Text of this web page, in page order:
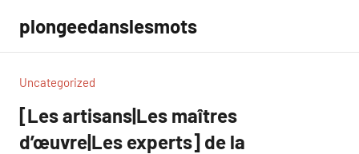
contenu
plongeedanslesmots
Uncategorized
[Les artisans|Les maîtres
d’œuvre|Les experts] de la